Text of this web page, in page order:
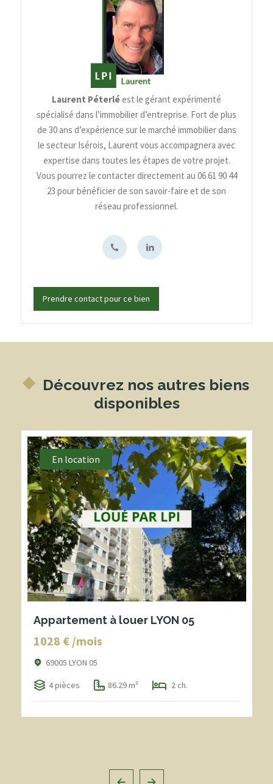
Laurent Péterléest le gérant expérimenté
spécialisé dans l’immobilier d’entreprise. Fort de plus
de 30 ans d’expérience sur le marché immobilier dans
le secteur Isérois, Laurent vous accompagnera avec
expertise dans toutes les étapes de votre projet.
Vous pourrez le contacter directement au 06 61 90 44
23 pour bénéficier de son savoir-faire et de son
réseau professionnel.
Prendre contact pour ce bien
Découvrez nos autres biens
disponibles
En location
Appartement à louer LYON 05
1028 € /mois
69005 LYON 05
4 pièces 86.29 m² 2 ch.